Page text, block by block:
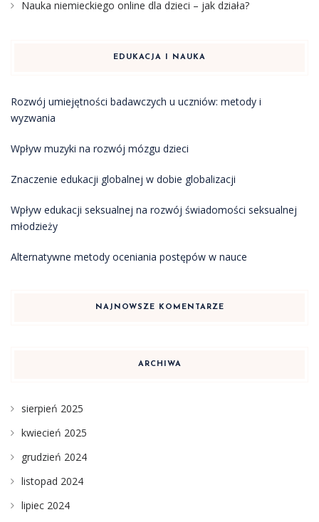
Nauka niemieckiego online dla dzieci – jak działa?
EDUKACJA I NAUKA
Rozwój umiejętności badawczych u uczniów: metody i
wyzwania
Wpływ muzyki na rozwój mózgu dzieci
Znaczenie edukacji globalnej w dobie globalizacji
Wpływ edukacji seksualnej na rozwój świadomości seksualnej
młodzieży
Alternatywne metody oceniania postępów w nauce
NAJNOWSZE KOMENTARZE
ARCHIWA
sierpień 2025
kwiecień 2025
grudzień 2024
listopad 2024
lipiec 2024